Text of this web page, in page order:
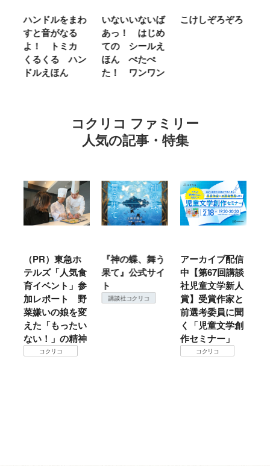
ハンドルをまわ
すと音がなる
よ！ トミカ
くるくる ハン
ドルえほん
いないいないば
あっ！ はじめ
ての シールえ
ほん ぺたぺ
た！ ワンワン
こけしぞろぞろ
コクリコ ファミリー
人気の記事・特集
（PR）東急ホ
テルズ「人気食
育イベント」参
加レポート 野
菜嫌いの娘を変
えた「もったい
ない！」の精神
コクリコ
『神の蝶、舞う
果て』公式サイ
ト
講談社コクリコ
アーカイブ配信
中【第67回講談
社児童文学新人
賞】受賞作家と
前選考委員に聞
く「児童文学創
作セミナー」
コクリコ